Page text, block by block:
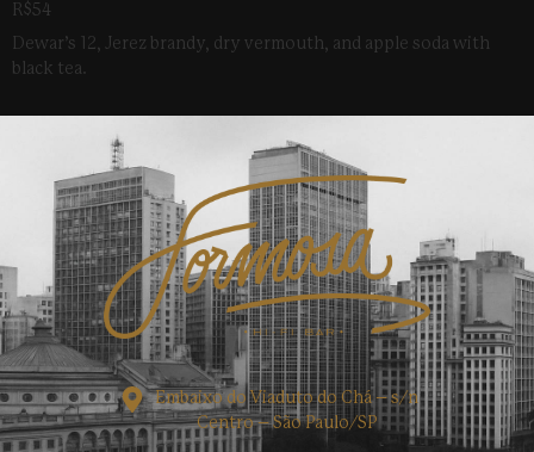
R$54
Dewar’s 12, Jerez brandy, dry vermouth, and apple soda with
black tea.
Embaixo do Viaduto do Chá – s/n
Centro – São Paulo/SP